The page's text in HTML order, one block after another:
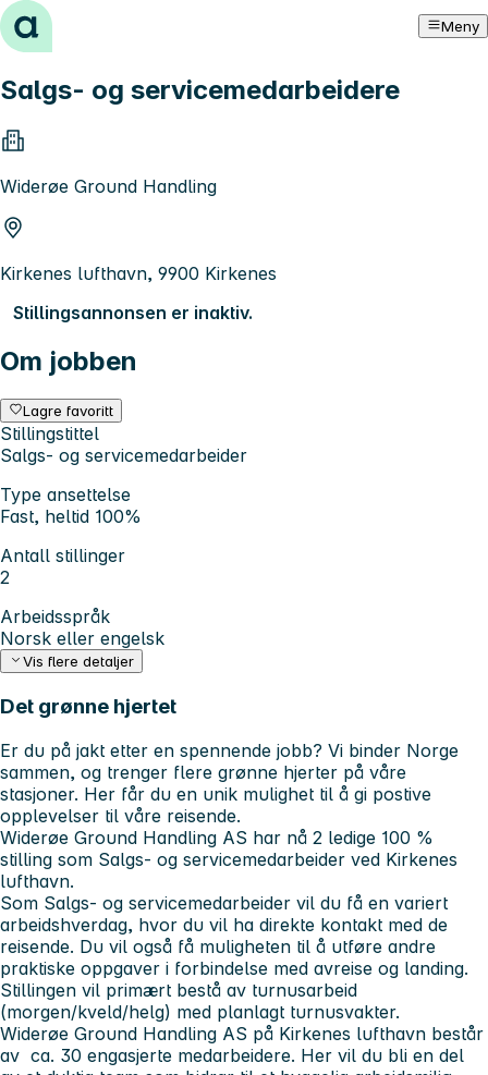
Hopp til innhold Meny
Salgs- og servicemedarbeidere
Widerøe Ground Handling
Kirkenes lufthavn, 9900 Kirkenes
Stillingsannonsen er inaktiv.
Om jobben
Lagre favoritt
Stillingstittel
Salgs- og servicemedarbeider
Type ansettelse
Fast, heltid 100%
Antall stillinger
2
Arbeidsspråk
Norsk eller engelsk
Vis flere detaljer
Det grønne hjertet
Er du på jakt etter en spennende jobb? Vi binder Norge
sammen, og trenger flere grønne hjerter på våre
stasjoner. Her får du en unik mulighet til å gi postive
opplevelser til våre reisende.
Widerøe Ground Handling AS har nå 2 ledige 100 %
stilling som Salgs- og servicemedarbeider ved Kirkenes
lufthavn.
Som Salgs- og servicemedarbeider vil du få en variert
arbeidshverdag, hvor du vil ha direkte kontakt med de
reisende. Du vil også få muligheten til å utføre andre
praktiske oppgaver i forbindelse med avreise og landing.
Stillingen vil primært bestå av turnusarbeid
(morgen/kveld/helg) med planlagt turnusvakter.
Widerøe Ground Handling AS på Kirkenes lufthavn består
av ca. 30 engasjerte medarbeidere. Her vil du bli en del